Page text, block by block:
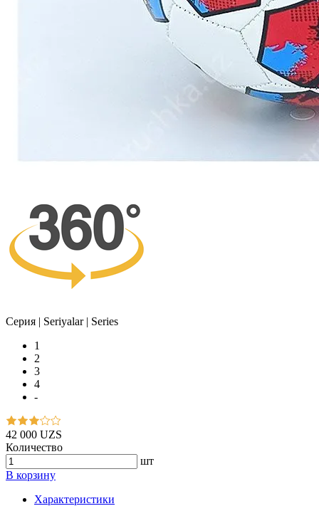
Серия | Seriyalar | Series
1
2
3
4
-
42 000 UZS
Количество
шт
В корзину
Характеристики